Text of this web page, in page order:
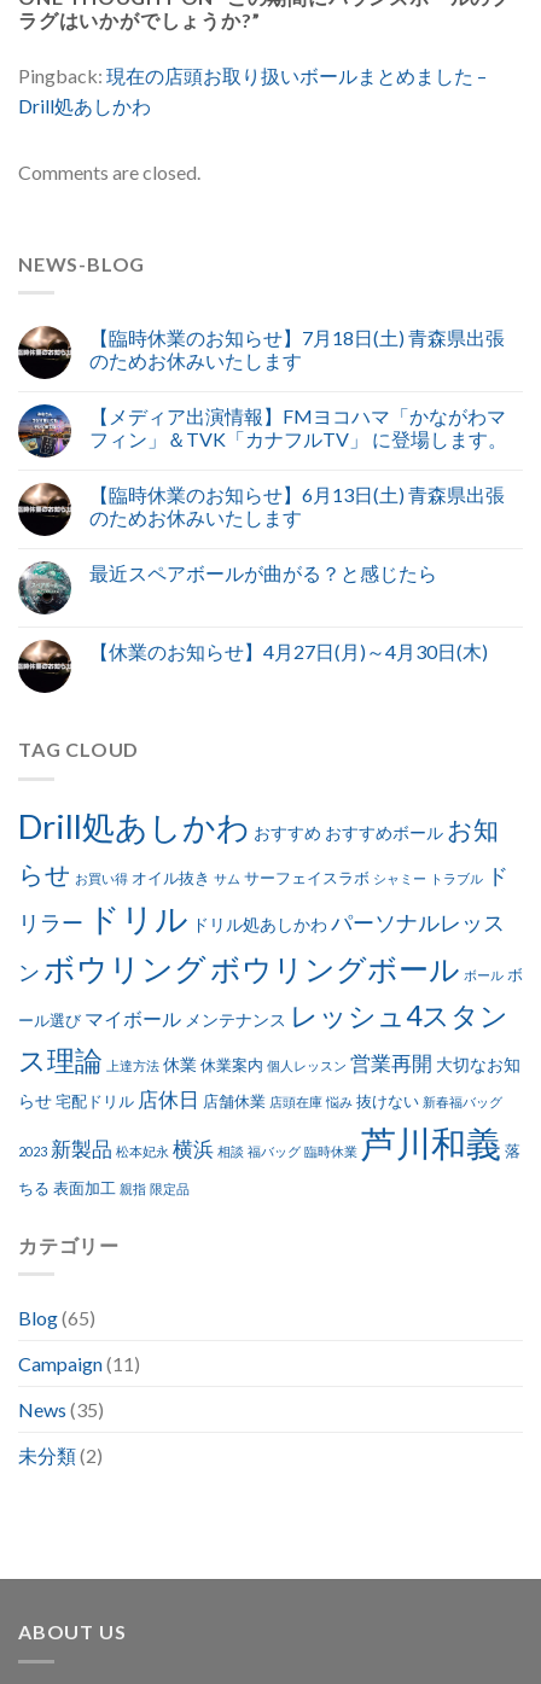
ラグはいかがでしょうか?”
Pingback: 現在の店頭お取り扱いボールまとめました –
Drill処あしかわ
Comments are closed.
NEWS-BLOG
【臨時休業のお知らせ】7月18日(土) 青森県出張
のためお休みいたします
【メディア出演情報】FMヨコハマ「かながわマ
フィン」＆TVK「カナフルTV」 に登場します。
【臨時休業のお知らせ】6月13日(土) 青森県出張
のためお休みいたします
最近スペアボールが曲がる？と感じたら
【休業のお知らせ】4月27日(月)～4月30日(木)
TAG CLOUD
Drill処あしかわ おすすめ おすすめボール お知
らせ お買い得 オイル抜き サム サーフェイスラボ シャミー トラブル
ド
リラー ドリル ドリル処あしかわ パーソナルレッス
ン ボウリングボウリングボール ボール ボ
ール選び マイボール メンテナンス レッシュ4スタン
ス理論
上達方法 休業 休業案内 個人レッスン 営業再開 大切なお知
らせ 宅配ドリル 店休日 店舗休業 店頭在庫 悩み 抜けない 新春福バッグ
2023 新製品 松本妃永 横浜 相談 福バッグ 臨時休業 芦川和義 落
ちる 表面加工 親指 限定品
カテゴリー
Blog(65)
Campaign(11)
News (35)
未分類(2)
ABOUT US